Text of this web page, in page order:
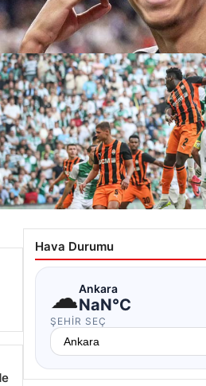
Galatasaray açıklama yapmıştı!
duyurdular: “Yüzde 100”
28.07.2026 08:12
Bursaspor, Arda Turan’ın Yönettiği
ile Sakatlıksız Berabere Kaldı
27.07.2026 09:12
Hava Durumu
☁Ankara
NaN°C
ŞEHIR SEÇ